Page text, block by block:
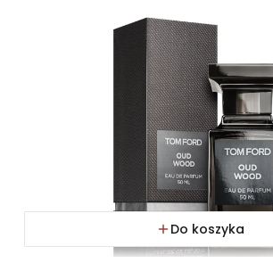
Do koszyka